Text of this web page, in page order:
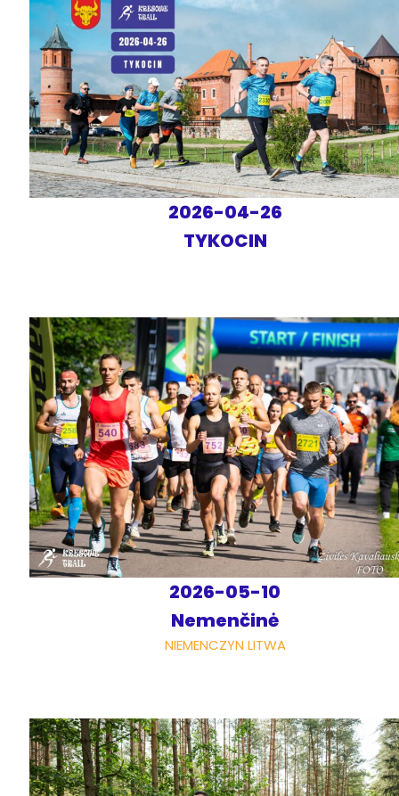
2026-04-26
TYKOCIN
2026-05-10
Nemenčinė
NIEMENCZYN LITWA